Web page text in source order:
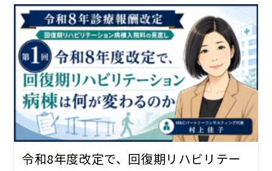
令和8年度改定で、回復期リハビリテー